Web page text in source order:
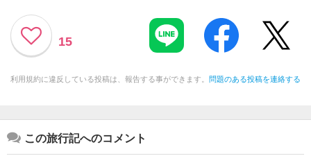
15
利用規約に違反している投稿は、報告する事ができます。 問題のある投稿を連絡する
この旅行記へのコメント